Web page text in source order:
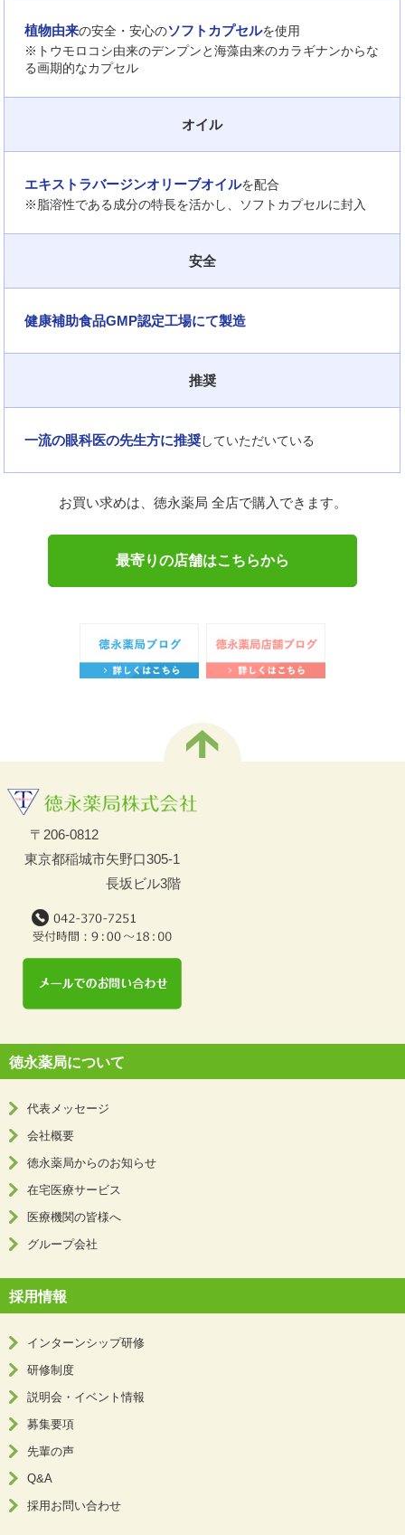
植物由来の安全・安心のソフトカプセルを使用
※トウモロコシ由来のデンプンと海藻由来のカラギナンからな
る画期的なカプセル
オイル
エキストラバージンオリーブオイルを配合
※脂溶性である成分の特長を活かし、ソフトカプセルに封入
安全
健康補助食品GMP認定工場にて製造
推奨
一流の眼科医の先生方に推奨していただいている
お買い求めは、徳永薬局 全店で購入できます。
最寄りの店舗はこちらから
〒206-0812
東京都稲城市矢野口305-1
長坂ビル3階
徳永薬局について
代表メッセージ
会社概要
徳永薬局からのお知らせ
在宅医療サービス
医療機関の皆様へ
グループ会社
採用情報
インターンシップ研修
研修制度
説明会・イベント情報
募集要項
先輩の声
Q&A
採用お問い合わせ